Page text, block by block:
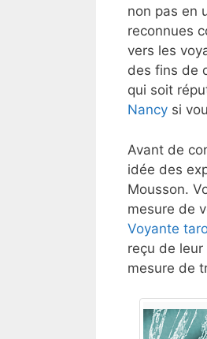
non pas en
reconnues
vers les
des fins de
qui soit
Nancy si
Avant de
idée des
Mousson.
mesure de
Voyante
reçu de
mesure de